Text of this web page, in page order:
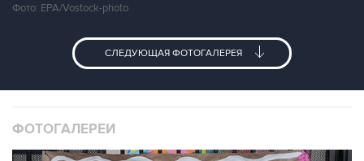
Фото: EPA/Vostock-photo
СЛЕДУЮЩАЯ ФОТОГАЛЕРЕЯ
ФОТОГАЛЕРЕИ